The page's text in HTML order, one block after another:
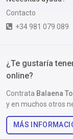
Contacto
+34 981 079 089
¿Te gustaría
online?
Contrata Balaena
y en muchos otros
MÁS